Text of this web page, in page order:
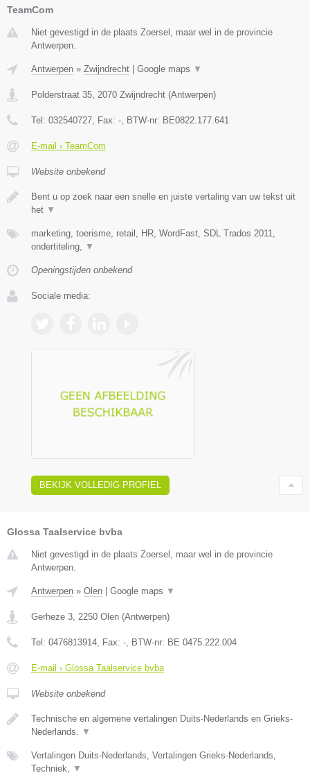
TeamCom
Niet gevestigd in de plaats Zoersel, maar wel in de provincie
Antwerpen.
Antwerpen » Zwijndrecht Google maps ▼
Polderstraat 35 2070 Zwijndrecht (Antwerpen)
Tel: 032540727 , Fax: - , BTW-nr: BE0822.177.641
E-mail › TeamCom
Website onbekend
Bent u op zoek naar een snelle en juiste vertaling van uw tekst uit
het ▼
marketing, toerisme, retail, HR, WordFast, SDL Trados 2011,
ondertiteling,
▼
Openingstijden onbekend
Sociale media:
BEKIJK VOLLEDIG PROFIEL
Glossa Taalservice bvba
Niet gevestigd in de plaats Zoersel, maar wel in de provincie
Antwerpen.
Antwerpen » Olen | Google maps ▼
Gerheze 3 2250 Olen (Antwerpen)
Tel: 0476813914 , Fax: - , BTW-nr: BE 0475.222.004
E-mail › Glossa Taalservice bvba
Website onbekend
Technische en algemene vertalingen Duits-Nederlands en Grieks-
Nederlands.
▼
Vertalingen Duits-Nederlands, Vertalingen Grieks-Nederlands,
Techniek,
▼